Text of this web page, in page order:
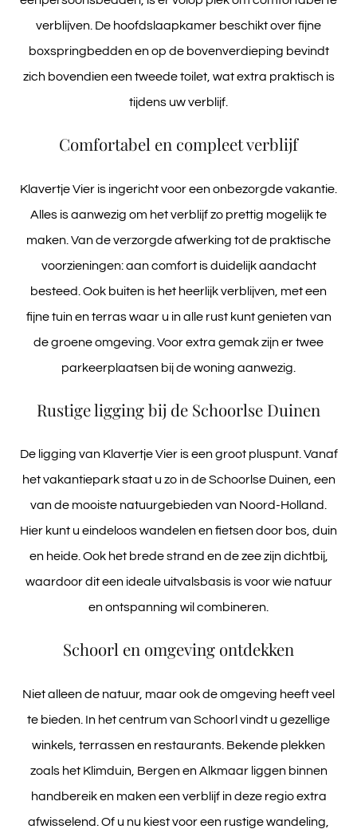
verblijven. De hoofdslaapkamer beschikt over fijne
boxspringbedden en op de bovenverdieping bevindt
zich bovendien een tweede toilet, wat extra praktisch is
tijdens uw verblijf.
Comfortabel en compleet verblijf
Klavertje Vier is ingericht voor een onbezorgde vakantie.
Alles is aanwezig om het verblijf zo prettig mogelijk te
maken. Van de verzorgde afwerking tot de praktische
voorzieningen: aan comfort is duidelijk aandacht
besteed. Ook buiten is het heerlijk verblijven, met een
fijne tuin en terras waar u in alle rust kunt genieten van
de groene omgeving. Voor extra gemak zijn er twee
parkeerplaatsen bij de woning aanwezig.
Rustige ligging bij de Schoorlse Duinen
De ligging van Klavertje Vier is een groot pluspunt. Vanaf
het vakantiepark staat u zo in de Schoorlse Duinen, een
van de mooiste natuurgebieden van Noord-Holland.
Hier kunt u eindeloos wandelen en fietsen door bos, duin
en heide. Ook het brede strand en de zee zijn dichtbij,
waardoor dit een ideale uitvalsbasis is voor wie natuur
en ontspanning wil combineren.
Schoorl en omgeving ontdekken
Niet alleen de natuur, maar ook de omgeving heeft veel
te bieden. In het centrum van Schoorl vindt u gezellige
winkels, terrassen en restaurants. Bekende plekken
zoals het Klimduin, Bergen en Alkmaar liggen binnen
handbereik en maken een verblijf in deze regio extra
afwisselend. Of u nu kiest voor een rustige wandeling,